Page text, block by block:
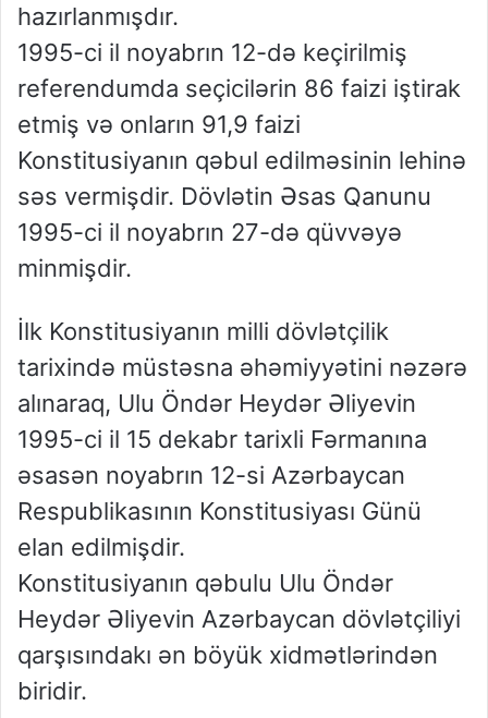
hazırlanmışdır.
1995-ci il noyabrın 12-də keçirilmiş
referendumda seçicilərin 86 faizi iştirak
etmiş və onların 91,9 faizi
Konstitusiyanın qəbul edilməsinin lehinə
səs vermişdir. Dövlətin Əsas Qanunu
1995-ci il noyabrın 27-də qüvvəyə
minmişdir.
İlk Konstitusiyanın milli dövlətçilik
tarixində müstəsna əhəmiyyətini nəzərə
alınaraq, Ulu Öndər Heydər Əliyevin
1995-ci il 15 dekabr tarixli Fərmanına
əsasən noyabrın 12-si Azərbaycan
Respublikasının Konstitusiyası Günü
elan edilmişdir.
Konstitusiyanın qəbulu Ulu Öndər
Heydər Əliyevin Azərbaycan dövlətçiliyi
qarşısındakı ən böyük xidmətlərindən
biridir.